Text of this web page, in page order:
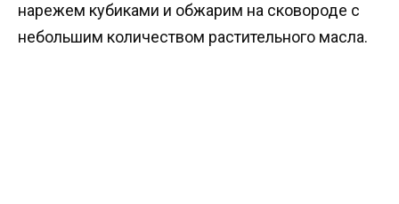
нарежем кубиками и обжарим на сковороде с
небольшим количеством растительного масла.